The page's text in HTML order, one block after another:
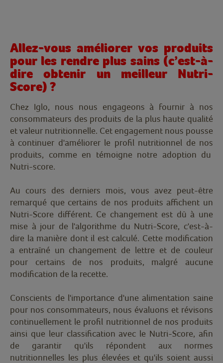
Allez-vous améliorer vos produits
pour les rendre plus sains (c’est-à-
dire obtenir un meilleur Nutri-
Score) ?
Chez Iglo, nous nous engageons à fournir à nos
consommateurs des produits de la plus haute qualité
et valeur nutritionnelle. Cet engagement nous pousse
à continuer d'améliorer le profil nutritionnel de nos
produits, comme en témoigne notre adoption du
Nutri-score.
Au cours des derniers mois, vous avez peut-être
remarqué que certains de nos produits affichent un
Nutri-Score différent. Ce changement est dû à une
mise à jour de l'algorithme du Nutri-Score, c'est-à-
dire la manière dont il est calculé. Cette modification
a entraîné un changement de lettre et de couleur
pour certains de nos produits, malgré aucune
modification de la recette.
Conscients de l'importance d'une alimentation saine
pour nos consommateurs, nous évaluons et révisons
continuellement le profil nutritionnel de nos produits
ainsi que leur classification avec le Nutri-Score, afin
de garantir qu'ils répondent aux normes
nutritionnelles les plus élevées et qu'ils soient aussi